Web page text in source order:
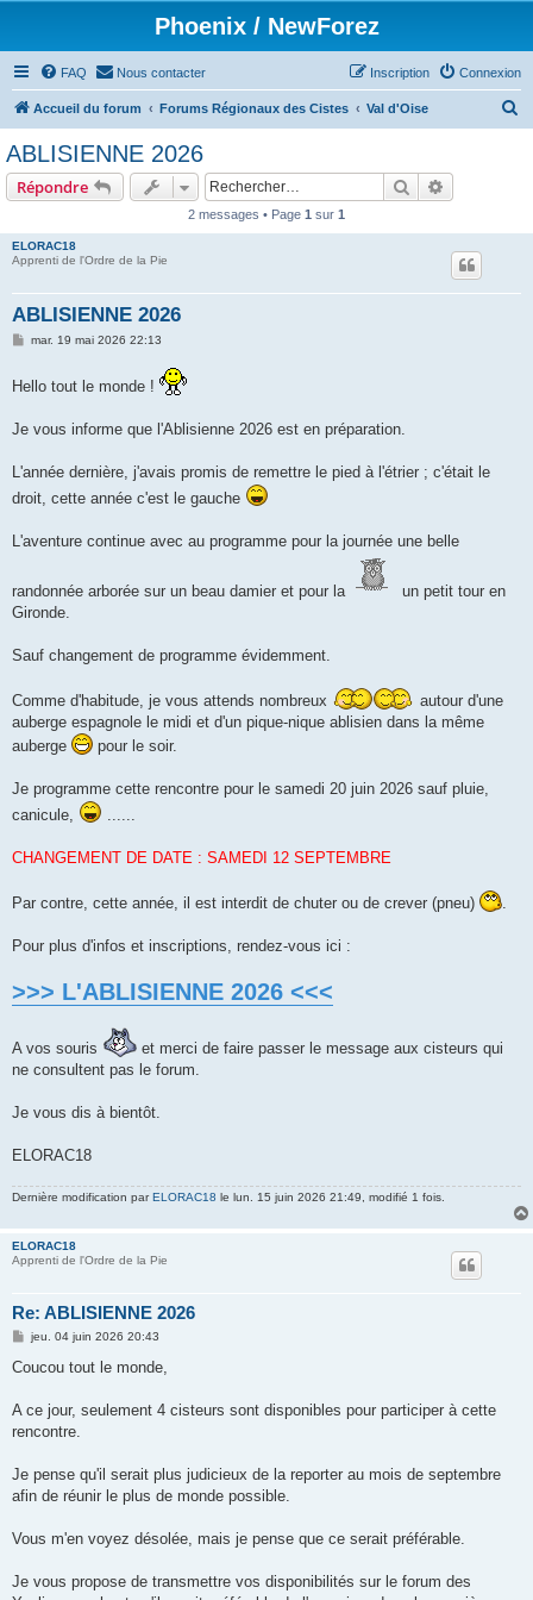
Phoenix / NewForez
FAQ Nous contacter Connexion
Inscription
Accueil du forum Forums Régionaux des Cistes Val d'Oise
ABLISIENNE 2026
Répondre Rechercher
2 messages • Page 1 sur 1
ELORAC18
Apprenti de l'Ordre de la Pie
ABLISIENNE 2026
M
s
a
e
mar. 19 mai 2026 22:13
Hello tout le monde !
Je vous informe que l'Ablisienne 2026 est en préparation.
L'année dernière, j'avais promis de remettre le pied à l'étrier ; c'était le
droit, cette année c'est le gauche
L'aventure continue avec au programme pour la journée une belle
randonnée arborée sur un beau damier et pour la
un petit tour en
Gironde.
Sauf changement de programme évidemment.
Comme d'habitude, je vous attends nombreux
autour d'une
auberge espagnole le midi et d'un pique-nique ablisien dans la même
auberge
pour le soir.
Je programme cette rencontre pour le samedi 20 juin 2026 sauf pluie,
canicule,
......
CHANGEMENT DE DATE : SAMEDI 12 SEPTEMBRE
Par contre, cette année, il est interdit de chuter ou de crever (pneu) .
Pour plus d'infos et inscriptions, rendez-vous ici :
>>> L'ABLISIENNE 2026 <<<
A vos souris
et merci de faire passer le message aux cisteurs qui
ne consultent pas le forum.
Je vous dis à bientôt.
ELORAC18
Dernière modification parELORAC18 le lun. 15 juin 2026 21:49, modifié 1 fois.
ELORAC18
Apprenti de l'Ordre de la Pie
Re: ABLISIENNE 2026
M
s
g
jeu. 04 juin 2026 20:43
Coucou tout le monde,
A ce jour, seulement 4 cisteurs sont disponibles pour participer à cette
rencontre.
Je pense qu'il serait plus judicieux de la reporter au mois de septembre
afin de réunir le plus de monde possible.
Vous m'en voyez désolée, mais je pense que ce serait préférable.
Je vous propose de transmettre vos disponibilités sur le forum des